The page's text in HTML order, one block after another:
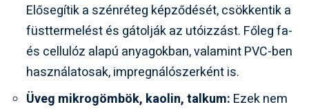
Elősegítik a szénréteg képződését, csökkentik a
füsttermelést és gátolják az utóizzást. Főleg fa-
és cellulóz alapú anyagokban, valamint PVC-ben
használatosak, impregnálószerként is.
Üveg mikrogömbök, kaolin, talkum: Ezek nem